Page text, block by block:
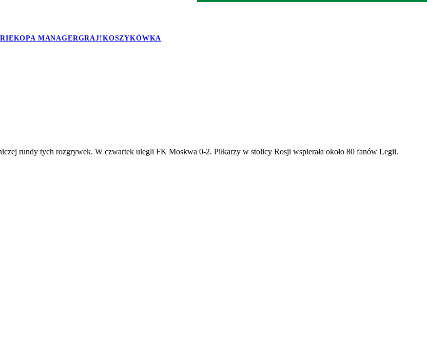
KOPA MANAGERGRAJ!KOSZYKÓWKA
rundy tych rozgrywek. W czwartek ulegli FK Moskwa 0-2. Piłkarzy w stolicy Rosji wspierała około 80 fanów Legii.